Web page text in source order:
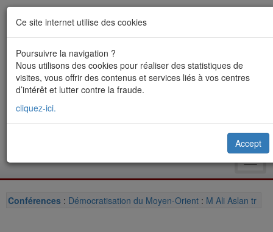
Conférences : Démocratisation du Moyen-Orient : M Ali Aslan tr
Ce site internet utilise des cookies
Poursuivre la navigation ?
Nous utilisons des cookies pour réaliser des statistiques de
visites, vous offrir des contenus et services liés à vos centres
d’intérêt et lutter contre la fraude.
cliquez-ici.
Accept